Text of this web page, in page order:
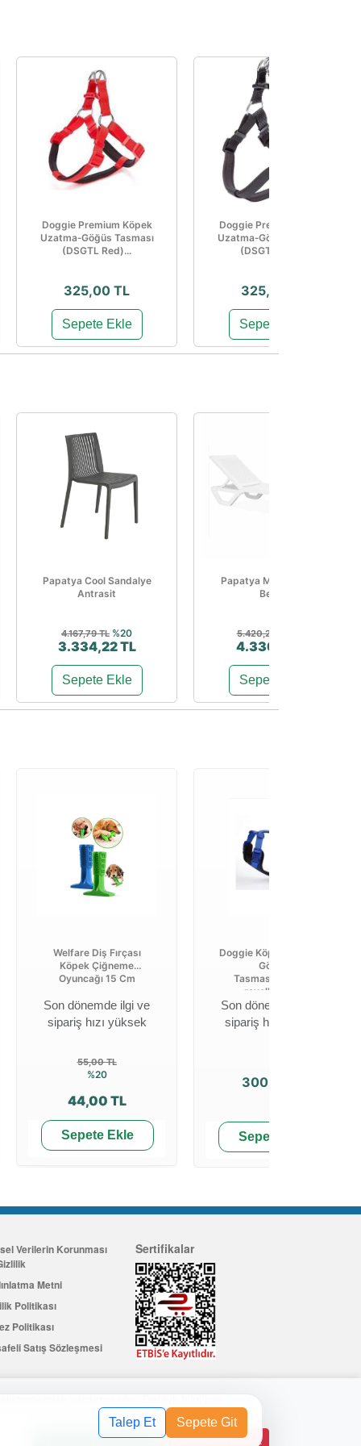
Doggie Premium Köpek
Uzatma‑Göğüs Tasması
(DSGTL Red)...
325,00 TL
Sepete Ekle
Doggie Premium Köpek
Uzatma‑Göğüs Tasması
(DSGTXL Bla...
325,00 TL
Sepete Ekle
Papatya Cool Sandalye
Antrasit
4.167,79 TL %20
3.334,22 TL
Sepete Ekle
Papatya Myra Şezlong
Beyaz
5.420,23 TL
4.336,19 TL
Sepete Ekle
Welfare Diş Fırçası
Köpek Çiğneme
Oyuncağı 15 Cm
Son dönemde ilgi ve
sipariş hızı yüksek
55,00 TL
%20
44,00 TL
Sepete Ekle
Doggie Köpek Uzatma-
Gögüs
Tasması(dgt10m
royalblue)2...
Son dönemde ilgi ve
sipariş hızı yüksek
300,01 TL
Sepete Ekle
Talep Et Sepete Git
yardımcı olur. Detaylı bilgi için
Tüm Çerezleri Kabul Et
Çerezleri Reddet
Verilerin Korunması
Metni
Politikası
Politikası
Satış Sözleşmesi
Sertifikalar
indirim kuponu kazanın Üye Ol